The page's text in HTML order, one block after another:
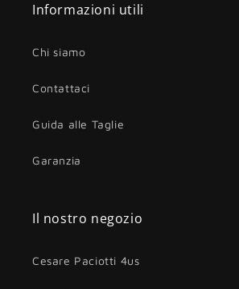
Informazioni utili
Chi siamo
Contattaci
Guida alle Taglie
Garanzia
Il nostro negozio
Cesare Paciotti 4us